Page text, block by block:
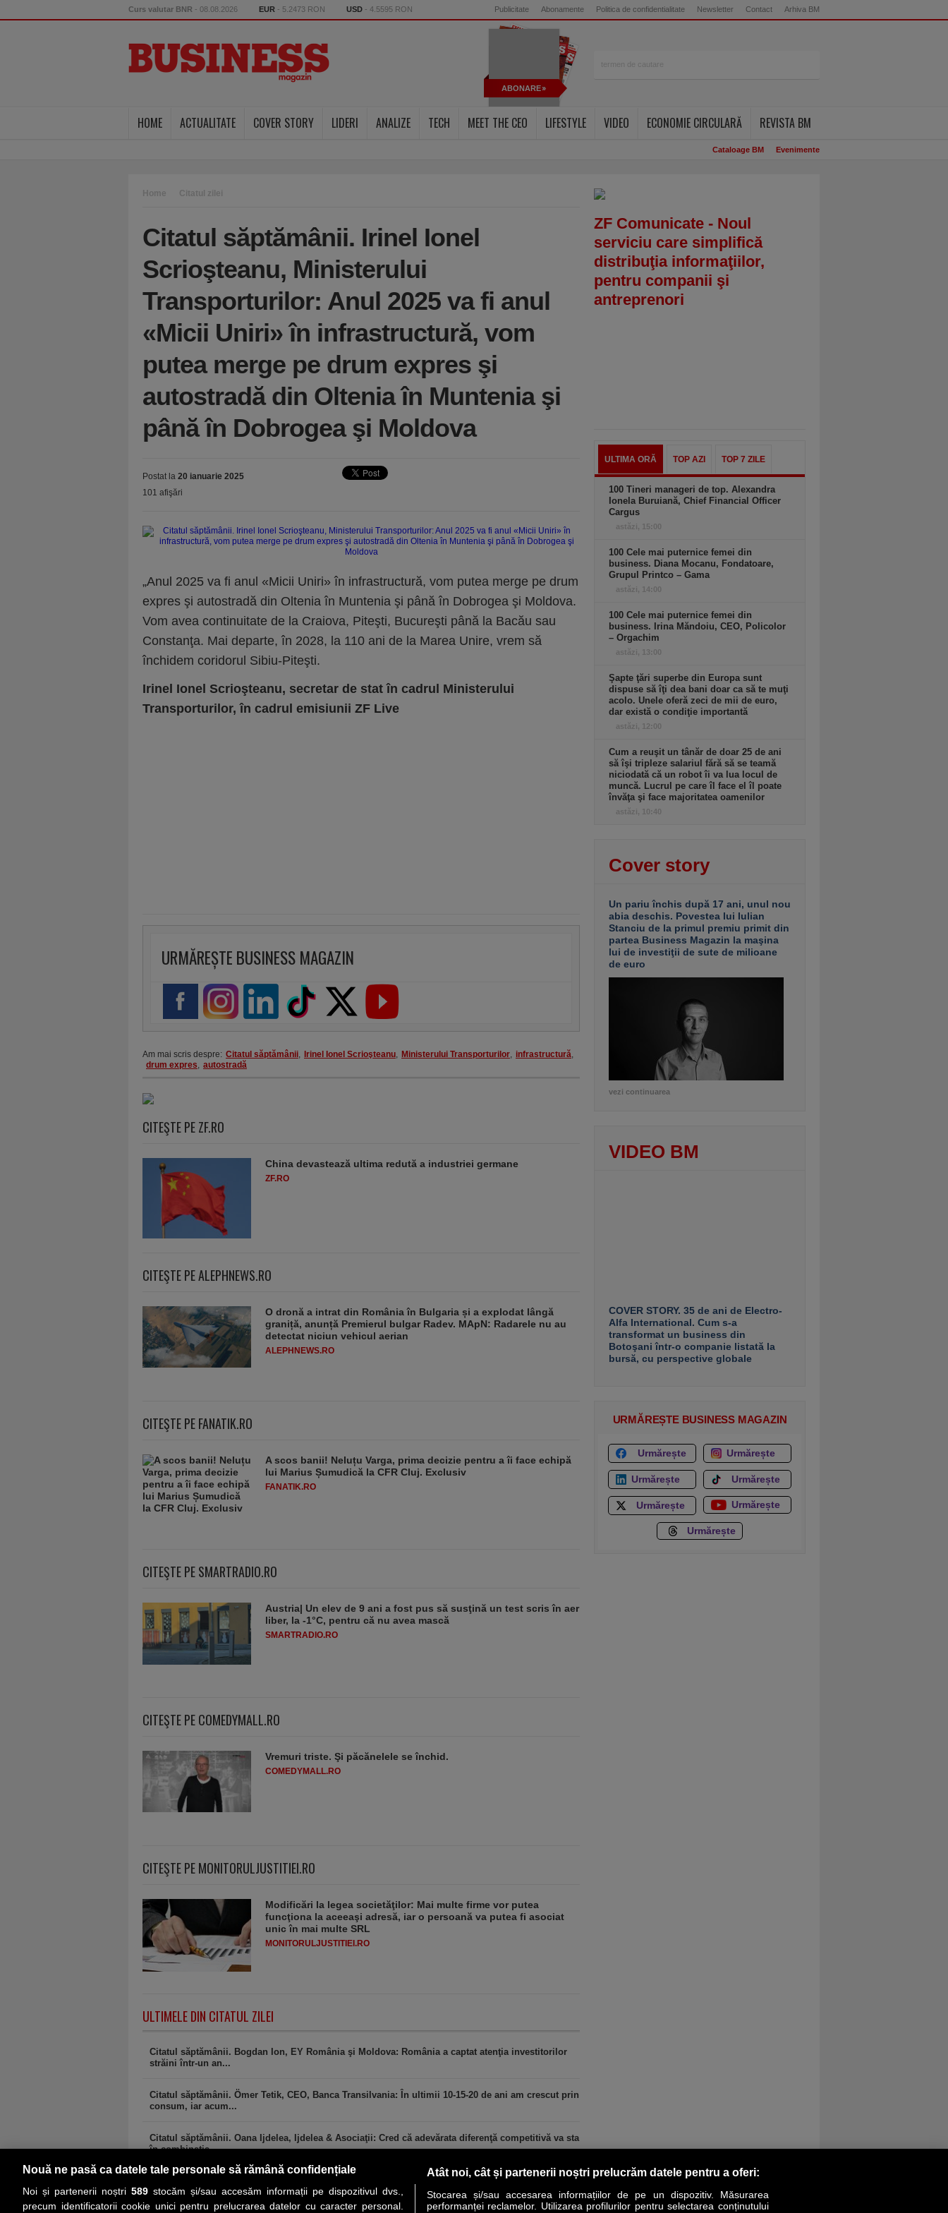
Curs valutar BNR - 08.08.2026 EUR - 5.2473 RON USD - 4.5595 RON Publicitate Abonamente Politica de confidentialitate Newsletter Contact Arhiva BM
ABONARE
HOME ACTUALITATE COVER STORY LIDERI ANALIZE TECH MEET THE CEO LIFESTYLE VIDEO ECONOMIE CIRCULARĂ REVISTA BM
Cataloage BM Evenimente
Home Citatul zilei
Citatul săptămânii. Irinel Ionel
Scrioşteanu, Ministerului
Transporturilor: Anul 2025 va fi anul
«Micii Uniri» în infrastructură, vom
putea merge pe drum expres şi
autostradă din Oltenia în Muntenia şi
până în Dobrogea şi Moldova
Postat la 20 ianuarie 2025
101 afişări
„Anul 2025 va fi anul «Micii Uniri» în infrastructură, vom putea merge pe drum
expres şi autostradă din Oltenia în Muntenia şi până în Dobrogea şi Moldova.
Vom avea continuitate de la Craiova, Piteşti, Bucureşti până la Bacău sau
Constanţa. Mai departe, în 2028, la 110 ani de la Marea Unire, vrem să
închidem coridorul Sibiu-Piteşti.
Irinel Ionel Scrioşteanu, secretar de stat în cadrul Ministerului
Transporturilor, în cadrul emisiunii ZF Live
URMĂREȘTE BUSINESS MAGAZIN
Am mai scris despre: Citatul săptămânii, Irinel Ionel Scrioşteanu, Ministerului Transporturilor, infrastructură,
drum expres, autostradă
CITEŞTE PE ZF.RO
China devastează ultima redută a industriei germane
ZF.RO
CITEŞTE PE ALEPHNEWS.RO
O dronă a intrat din România în Bulgaria și a explodat lângă
graniță, anunță Premierul bulgar Radev. MApN: Radarele nu au
detectat niciun vehicul aerian
ALEPHNEWS.RO
CITEŞTE PE FANATIK.RO
A scos banii! Neluțu Varga, prima decizie pentru a îi face echipă
lui Marius Șumudică la CFR Cluj. Exclusiv
FANATIK.RO
CITEŞTE PE SMARTRADIO.RO
Austria| Un elev de 9 ani a fost pus să susţină un test scris în aer
liber, la -1°C, pentru că nu avea mască
SMARTRADIO.RO
CITEŞTE PE COMEDYMALL.RO
Vremuri triste. Şi păcănelele se închid.
COMEDYMALL.RO
CITEŞTE PE MONITORULJUSTITIEI.RO
Modificări la legea societăţilor: Mai multe firme vor putea
funcţiona la aceeaşi adresă, iar o persoană va putea fi asociat
unic în mai multe SRL
MONITORULJUSTITIEI.RO
ULTIMELE DIN CITATUL ZILEI
Citatul săptămânii. Bogdan Ion, EY România şi Moldova: România a captat atenţia investitorilor
străini într-un an...
Citatul săptămânii. Ömer Tetik, CEO, Banca Transilvania: În ultimii 10-15-20 de ani am crescut prin
consum, iar acum...
Citatul săptămânii. Oana Ijdelea, Ijdelea & Asociaţii: Cred că adevărata diferenţă competitivă va sta
în combinaţia...
ZF Comunicate - Noul
serviciu care simplifică
distribuţia informaţiilor,
pentru companii şi
antreprenori
ULTIMA ORĂ TOP AZI TOP 7 ZILE
100 Tineri manageri de top. Alexandra
Ionela Buruiană, Chief Financial Officer
Cargus
astăzi, 15:00
100 Cele mai puternice femei din
business. Diana Mocanu, Fondatoare,
Grupul Printco – Gama
astăzi, 14:00
100 Cele mai puternice femei din
business. Irina Măndoiu, CEO, Policolor
– Orgachim
astăzi, 13:00
Şapte ţări superbe din Europa sunt
dispuse să îţi dea bani doar ca să te muţi
acolo. Unele oferă zeci de mii de euro,
dar există o condiţie importantă
astăzi, 12:00
Cum a reuşit un tânăr de doar 25 de ani
să îşi tripleze salariul fără să se teamă
niciodată că un robot îi va lua locul de
muncă. Lucrul pe care îl face el îl poate
învăţa şi face majoritatea oamenilor
astăzi, 10:40
Cover story
Un pariu închis după 17 ani, unul nou
abia deschis. Povestea lui Iulian
Stanciu de la primul premiu primit din
partea Business Magazin la maşina
lui de investiţii de sute de milioane
de euro
vezi continuarea
VIDEO BM
COVER STORY. 35 de ani de Electro-
Alfa International. Cum s-a
transformat un business din
Botoşani într-o companie listată la
bursă, cu perspective globale
URMĂREȘTE BUSINESS MAGAZIN
Urmărește Urmărește
Urmărește Urmărește
Urmărește Urmărește
Urmărește
Nouă ne pasă ca datele tale personale să rămână confidențiale
Noi și partenerii noștri 589stocăm și/sau accesăm informații pe dispozitivul dvs.,
precum identificatorii cookie unici pentru prelucrarea datelor cu caracter personal.
Atât noi, cât și partenerii noștri prelucrăm datele pentru a oferi:
Stocarea și/sau accesarea informațiilor de pe un dispozitiv. Măsurarea
performanței reclamelor. Utilizarea profilurilor pentru selectarea conținutului